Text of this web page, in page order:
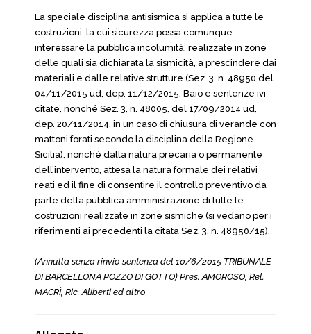
La speciale disciplina antisismica si applica a tutte le
costruzioni, la cui sicurezza possa comunque
interessare la pubblica incolumità, realizzate in zone
delle quali sia dichiarata la sismicità, a prescindere dai
materiali e dalle relative strutture (Sez. 3, n. 48950 del
04/11/2015 ud, dep. 11/12/2015, Baio e sentenze ivi
citate, nonché Sez. 3, n. 48005, del 17/09/2014 ud,
dep. 20/11/2014, in un caso di chiusura di verande con
mattoni forati secondo la disciplina della Regione
Sicilia), nonché dalla natura precaria o permanente
dell’intervento, attesa la natura formale dei relativi
reati ed il fine di consentire il controllo preventivo da
parte della pubblica amministrazione di tutte le
costruzioni realizzate in zone sismiche (si vedano per i
riferimenti ai precedenti la citata Sez. 3, n. 48950/15).
(Annulla senza rinvio sentenza del 10/6/2015 TRIBUNALE
DI BARCELLONA POZZO DI GOTTO) Pres. AMOROSO, Rel.
MACRÌ, Ric. Aliberti ed altro